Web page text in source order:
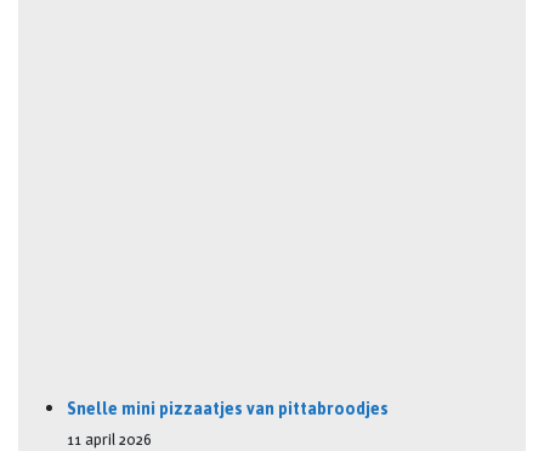
Snelle mini pizzaatjes van pittabroodjes
11 april 2026